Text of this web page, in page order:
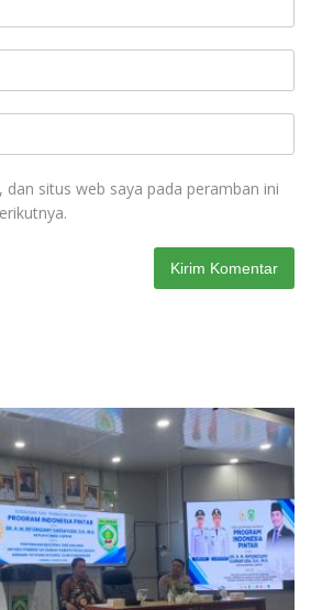
dan situs web saya pada peramban ini